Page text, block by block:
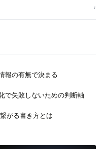
1
報の有無で決まる
で失敗しないための判断軸
がる書き方とは